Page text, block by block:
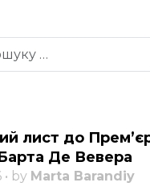
лист до
Барта Де Вевера
• by Marta Barandiy